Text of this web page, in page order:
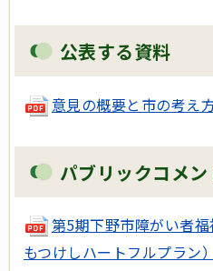
公表する資料
意見の概要と市の考え
パブリックコメ
第5期下野市障がい者
もつけしハートフルプラン